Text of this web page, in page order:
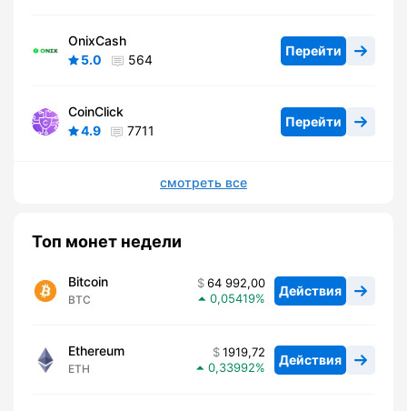
OnixCash
5.0
564
Перейти
CoinClick
4.9
7711
Перейти
смотреть все
Топ монет недели
Bitcoin
BTC
64 992,00
0,05419
Действия
Ethereum
ETH
1919,72
0,33992
Действия